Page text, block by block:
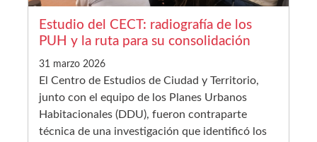
Estudio del CECT: radiografía de los
PUH y la ruta para su consolidación
31 marzo 2026
El Centro de Estudios de Ciudad y Territorio,
junto con el equipo de los Planes Urbanos
Habitacionales (DDU), fueron contraparte
técnica de una investigación que identificó los